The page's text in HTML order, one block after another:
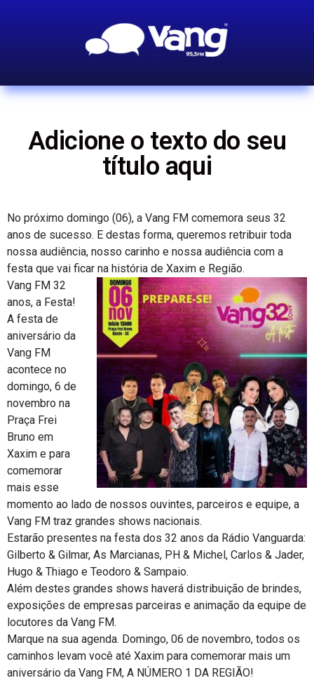
Adicione o texto do seu
título aqui
No próximo domingo (06), a Vang FM comemora seus 32
anos de sucesso. E destas forma, queremos retribuir toda
nossa audiência, nosso carinho e nossa audiência com a
festa que vai ficar na história de Xaxim e Região.
Vang FM 32
anos, a Festa!
A festa de
aniversário da
Vang FM
acontece no
domingo, 6 de
novembro na
Praça Frei
Bruno em
Xaxim e para
comemorar
mais esse
momento ao lado de nossos ouvintes, parceiros e equipe, a
Vang FM traz grandes shows nacionais.
Estarão presentes na festa dos 32 anos da Rádio Vanguarda:
Gilberto & Gilmar, As Marcianas, PH & Michel, Carlos & Jader,
Hugo & Thiago e Teodoro & Sampaio.
Além destes grandes shows haverá distribuição de brindes,
exposições de empresas parceiras e animação da equipe de
locutores da Vang FM.
Marque na sua agenda. Domingo, 06 de novembro, todos os
caminhos levam você até Xaxim para comemorar mais um
aniversário da Vang FM, A NÚMERO 1 DA REGIÃO!